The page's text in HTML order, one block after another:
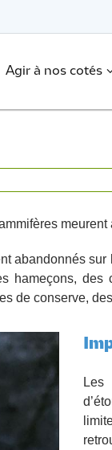
Agir à nos cotés
abandonnés
hameçons,
de conserve,